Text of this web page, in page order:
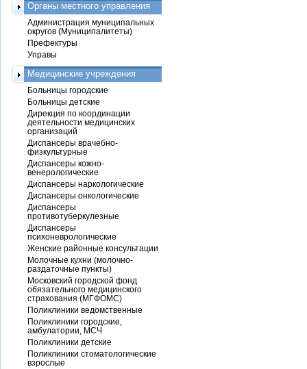
Органы местного управления
Администрация муниципальных
округов (Муниципалитеты)
Префектуры
Управы
Медицинские учреждения
Больницы городские
Больницы детские
Дирекция по координации
деятельности медицинских
организаций
Диспансеры врачебно-
физкультурные
Диспансеры кожно-
венерологические
Диспансеры наркологические
Диспансеры онкологические
Диспансеры
противотуберкулезные
Диспансеры
психоневрологические
Женские районные консультации
Молочные кухни (молочно-
раздаточные пункты)
Московский городской фонд
обязательного медицинского
страхования (МГФОМС)
Поликлиники ведомственные
Поликлиники городские,
амбулатории, МСЧ
Поликлиники детские
Поликлиники стоматологические
взрослые